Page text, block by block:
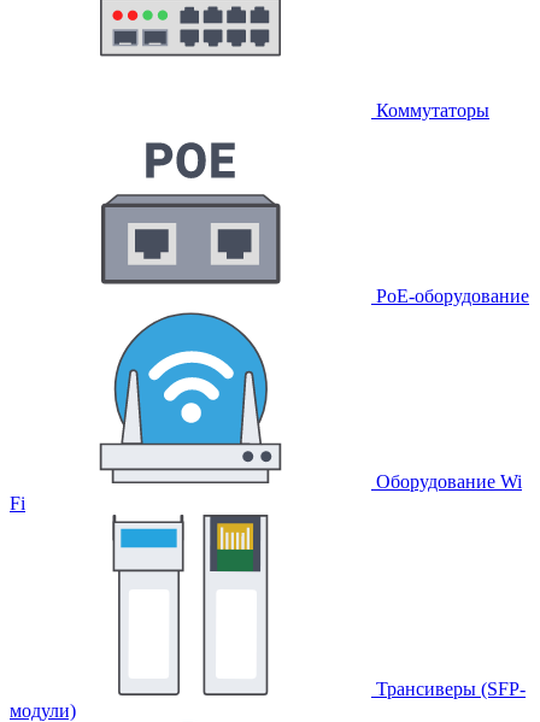
Коммутаторы
PoE-оборудование
Оборудование Wi
Fi
Трансиверы (SFP-
модули)